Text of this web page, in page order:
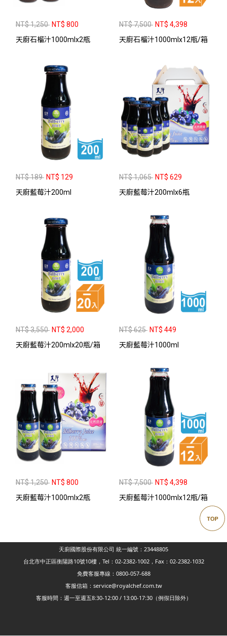
NT$ 1,250 NT$ 800
天廚石榴汁1000mlx2瓶
NT$ 7,500 NT$ 4,398
天廚石榴汁1000mlx12瓶/箱
NT$ 189 NT$ 129
天廚藍莓汁200ml
NT$ 1,065 NT$ 629
天廚藍莓汁200mlx6瓶
NT$ 3,550 NT$ 2,000
天廚藍莓汁200mlx20瓶/箱
NT$ 625 NT$ 449
天廚藍莓汁1000ml
NT$ 1,250 NT$ 800
天廚藍莓汁1000mlx2瓶
NT$ 7,500 NT$ 4,398
天廚藍莓汁1000mlx12瓶/箱
天廚國際股份有限公司 統一編號：23448805
台北市中正區衡陽路10號10樓，Tel：02-2382-1002，Fax：02-2382-1032
免費客服專線：0800-057-688
客服信箱：service@royalchef.com.tw
客服時間：週一至週五8:30-12:00 / 13:00-17:30（例假日除外）